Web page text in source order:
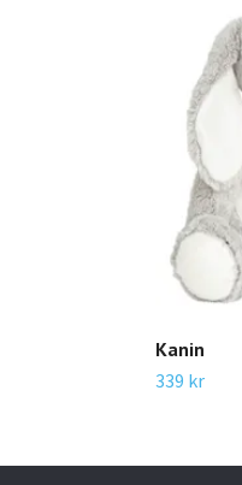
Kanin
339 kr